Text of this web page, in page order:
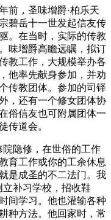
前，圣味增爵·柏乐天
碧岳十一世发起信友传
。在当时，实际的传教
味增爵高瞻远瞩，拟订
教工作，大规模举办各
他率先献身参加，并劝
传教团体。参加的司铎
，还有一个修女团体协
俗信友也可附属团体一
传道会。
隐修，在世俗的工作
育工作或你的工余休息
是成圣的不二法门。我
补习学校，招收鞋
间学习。他也灌输各种
种方法。他回家时，常